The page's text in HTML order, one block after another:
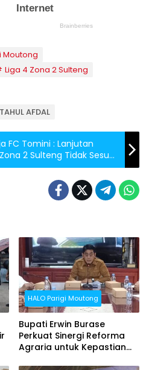
Moutong
Liga 4 Zona 2 Sulteng
AFDAL
FC Tomini : Lanjutan
2 Sulteng Tidak Sesuai
HALO Parigi Moutong
Bupati Erwin Burase
Perkuat Sinergi Reforma
Agraria untuk Kepastian